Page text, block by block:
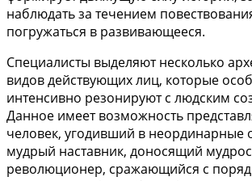
наблюдать за течением
погружаться в развивающееся.
Специалисты выделяют несколько
видов действующих лиц, которые
интенсивно резонируют с людским
Данное имеет возможность
человек, угодивший в неординарные
мудрый наставник, доносящий
революционер, сражающийся с